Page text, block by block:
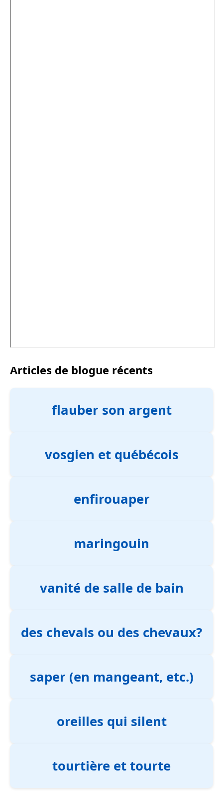
Articles de blogue récents
flauber son argent
vosgien et québécois
enfirouaper
maringouin
vanité de salle de bain
des chevals ou des chevaux?
saper (en mangeant, etc.)
oreilles qui silent
tourtière et tourte